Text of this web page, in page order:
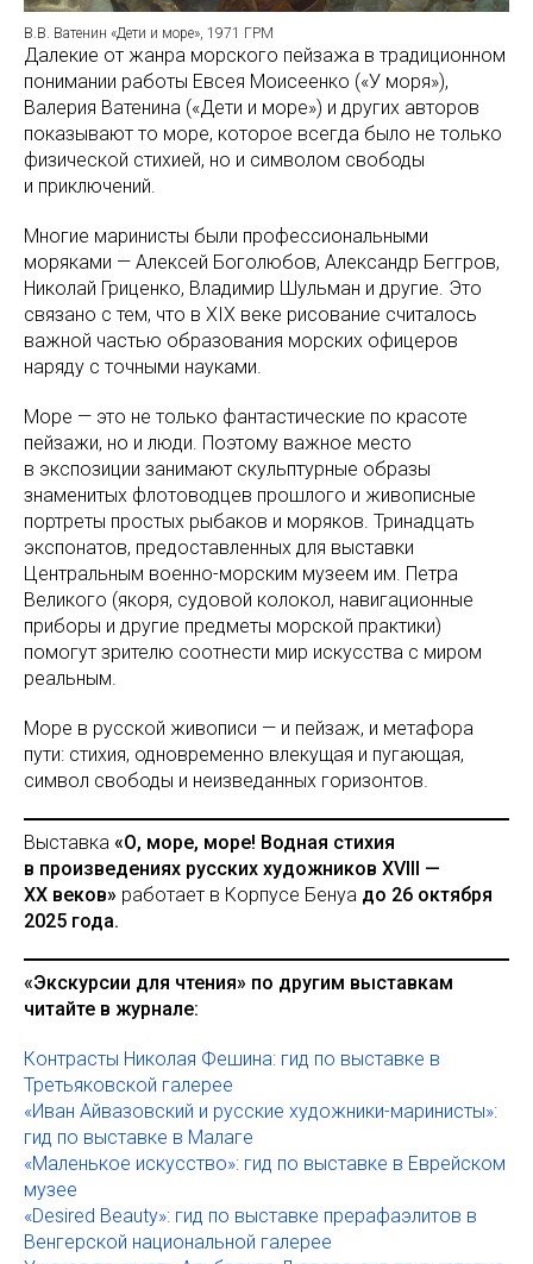
В.В. Ватенин «Дети и море», 1971 ГРМ
Далекие от жанра морского пейзажа в традиционном
понимании работы Евсея Моисеенко («У моря»),
Валерия Ватенина («Дети и море») и других авторов
показывают то море, которое всегда было не только
физической стихией, но и символом свободы
и приключений.
Многие маринисты были профессиональными
моряками — Алексей Боголюбов, Александр Беггров,
Николай Гриценко, Владимир Шульман и другие. Это
связано с тем, что в XIX веке рисование считалось
важной частью образования морских офицеров
наряду с точными науками.
Море — это не только фантастические по красоте
пейзажи, но и люди. Поэтому важное место
в экспозиции занимают скульптурные образы
знаменитых флотоводцев прошлого и живописные
портреты простых рыбаков и моряков. Тринадцать
экспонатов, предоставленных для выставки
Центральным военно-морским музеем им. Петра
Великого (якоря, судовой колокол, навигационные
приборы и другие предметы морской практики)
помогут зрителю соотнести мир искусства с миром
реальным.
Море в русской живописи — и пейзаж, и метафора
пути: стихия, одновременно влекущая и пугающая,
символ свободы и неизведанных горизонтов.
Выставка «О, море, море! Водная стихия
в произведениях русских художников XVIII —
XX веков» работает в Корпусе Бенуа до 26 октября
2025 года.
«Экскурсии для чтения» по другим выставкам
читайте в журнале:
Контрасты Николая Фешина: гид по выставке в
Третьяковской галерее
«Иван Айвазовский и русские художники-маринисты»:
гид по выставке в Малаге
«Маленькое искусство»: гид по выставке в Еврейском
музее
«Desired Beauty»: гид по выставке прерафаэлитов в
Венгерской национальной галерее